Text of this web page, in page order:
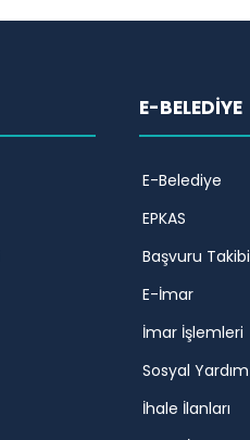
E-BELEDİYE
E-Belediye
EPKAS
Başvuru Takibi
E-İmar
İmar İşlemleri
Sosyal Yardım
İhale İlanları